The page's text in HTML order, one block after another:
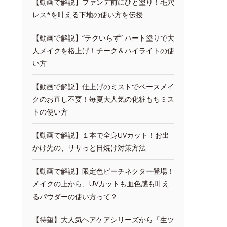
レス*を叶える下地の使い方を伝授
【動画で解説】“テクいらず” ハート塗りで大
人メイクを格上げ！チーク＆ハイライトの使
い方
【動画で解説】仕上げのミストでベースメイ
クのお直し不要！毎夏大人気の化粧もちミス
トの使い方
【動画で解説】１本で全身UVカット！お出
かけ先の、ササっと日焼け対策方法
【動画で解説】限定色ピーチネクター登場！
メイクの上から、UVカットも血色感も叶え
るパウダーの使い方って？
【待望】大人気ヘアケアシリーズから「生ツ